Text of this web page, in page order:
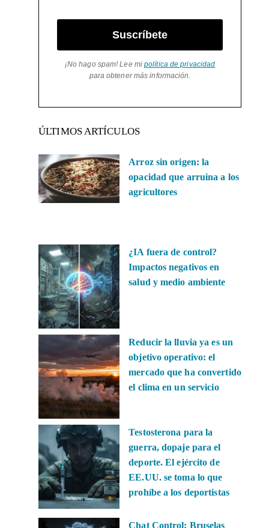
Suscríbete
¡No hago spam! Lee mipolítica de privacidad
para obtener más información.
ÚLTIMOS ARTÍCULOS
Arroz sin origen: la
opacidad que arruina a los
agricultores
¿IA fuera de control?
Impactos negativos en
salud y medio ambiente
Reducir la lluvia ya es un
objetivo operativo: el
mercado que ha convertido
el clima en un servicio
Testosterona para la
guerra, dopaje para el
deporte. El ejército de
EE.UU. se toma lo que
prohíbe a los deportistas
Chat Control: Bruselas